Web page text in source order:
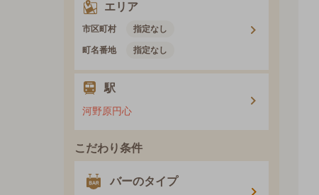
エリア
市区町村 指定なし
町名番地 指定なし
駅
河野原円心
こだわり条件
バーのタイプ